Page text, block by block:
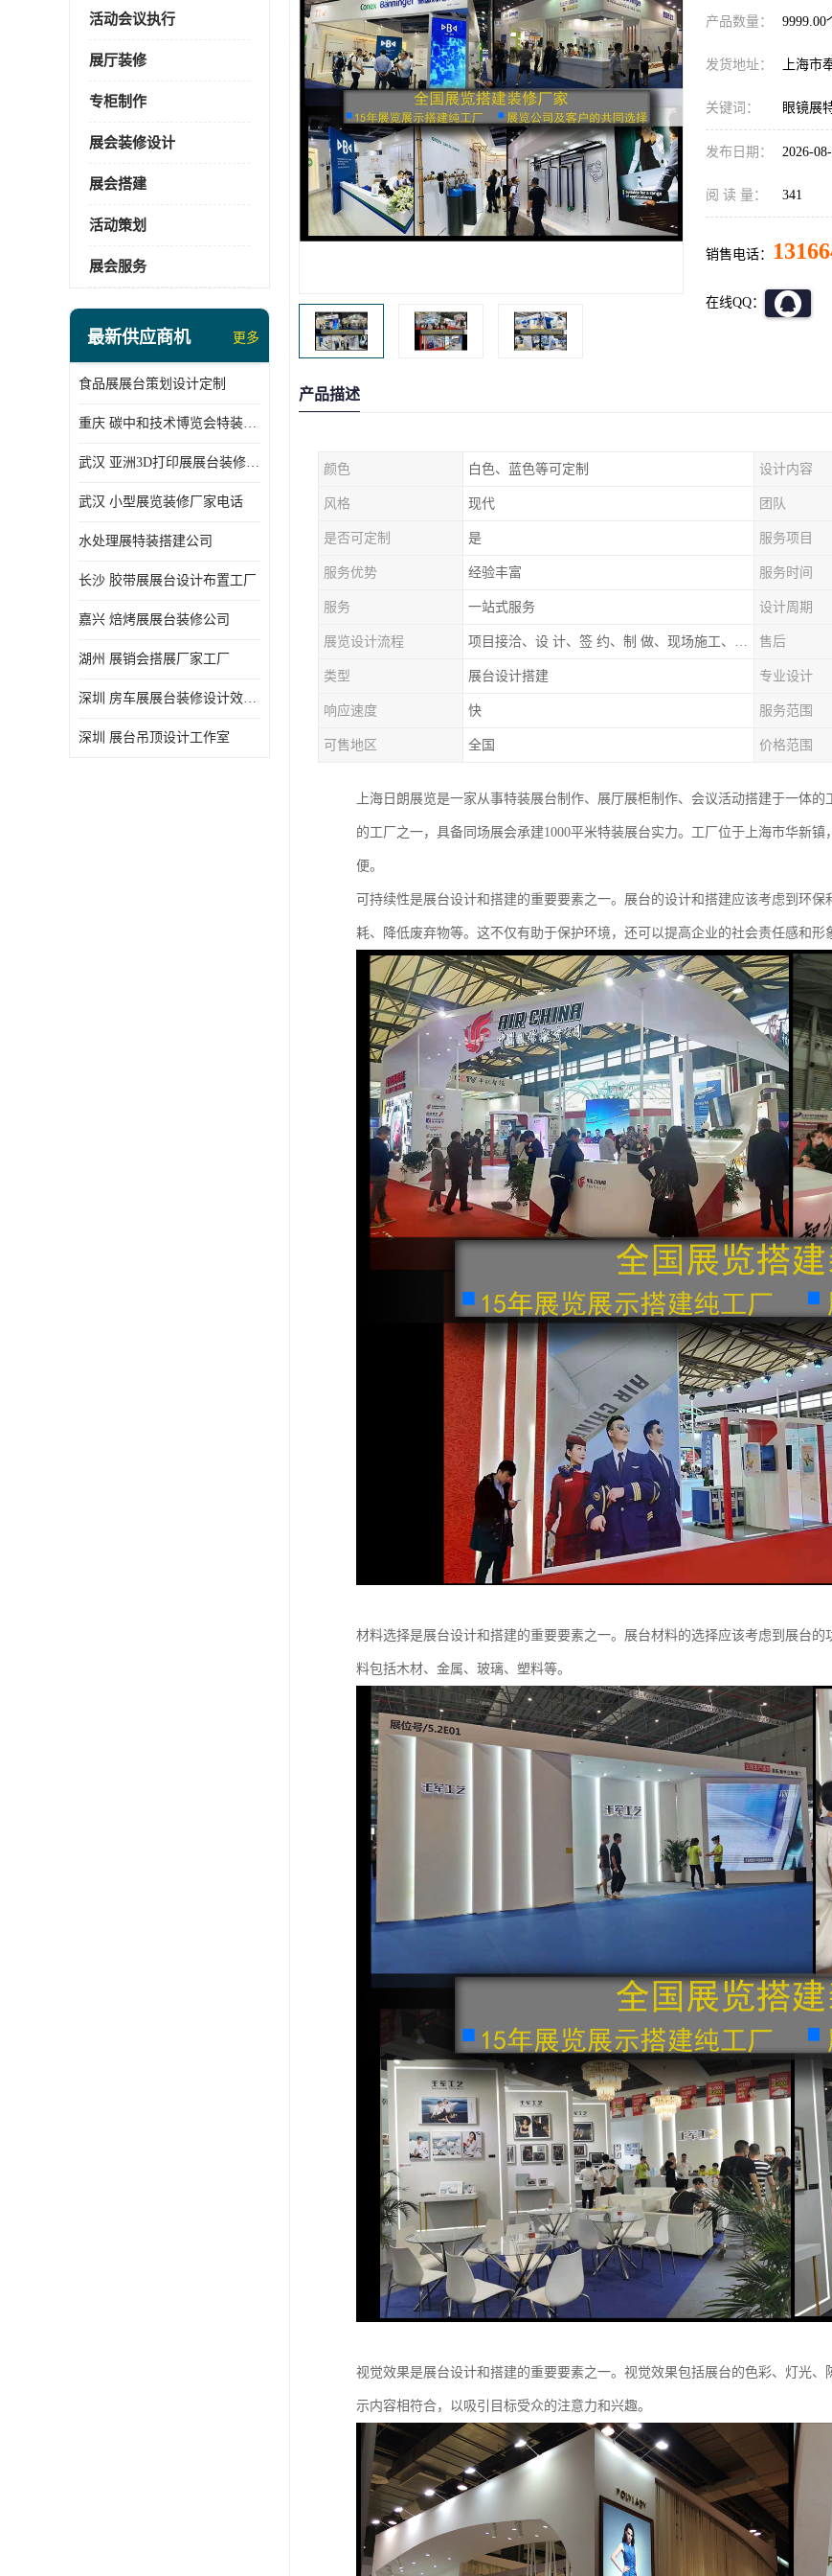
活动会议执行
展厅装修
专柜制作
展会装修设计
展会搭建
活动策划
展会服务
最新供应商机 更多
食品展展台策划设计定制
重庆 碳中和技术博览会特装展台搭建供应商
武汉 亚洲3D打印展展台装修定制
武汉 小型展览装修厂家电话
水处理展特装搭建公司
长沙 胶带展展台设计布置工厂
嘉兴 焙烤展展台装修公司
湖州 展销会搭展厂家工厂
深圳 房车展展台装修设计效果图
深圳 展台吊顶设计工作室
产品数量： 9999.00
发货地址： 上海市
关键词： 眼镜展
发布日期： 2026-
阅 读 量： 341
销售电话：
在线QQ：
产品描述
颜色 白色、蓝色等可定制 设计内容
风格 现代 团队
是否可定制 是 服务项目
服务优势 经验丰富 服务时间
服务 一站式服务 设计周期
展览设计流程 项目接洽、设 计、签 约、制 做、现场施工、展期服务、后续跟踪 售后
类型 展台设计搭建 专业设计
响应速度 快 服务范围
可售地区 全国 价格范围
上海日朗展览是一家从事特装展台制作、展厅展柜制作、会议活动搭建于一体
的工厂之一，具备同场展会承建1000平米特装展台实力。工厂位于上海市华新
便。
可持续性是展台设计和搭建的重要要素之一。展台的设计和搭建应该考虑到环
耗、降低废弃物等。这不仅有助于保护环境，还可以提高企业的社会责任感和形
材料选择是展台设计和搭建的重要要素之一。展台材料的选择应该考虑到展台
料包括木材、金属、玻璃、塑料等。
视觉效果是展台设计和搭建的重要要素之一。视觉效果包括展台的色彩、灯光
示内容相符合，以吸引目标受众的注意力和兴趣。